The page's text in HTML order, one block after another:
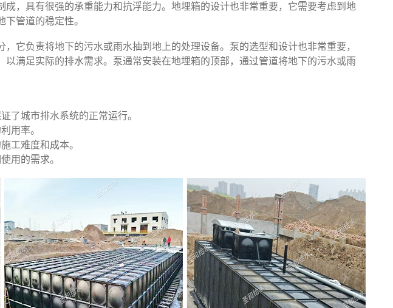
成，具有很强的承重能力和抗浮能力。地埋箱的设计也非常重要，它需要考虑到地
管道的稳定性。
它负责将地下的污水或雨水抽到地上的处理设备。泵的选型和设计也非常重要，
以满足实际的排水需求。泵通常安装在地埋箱的顶部，通过管道将地下的污水或雨
了城市排水系统的正常运行。
用率。
工难度和成本。
用的需求。